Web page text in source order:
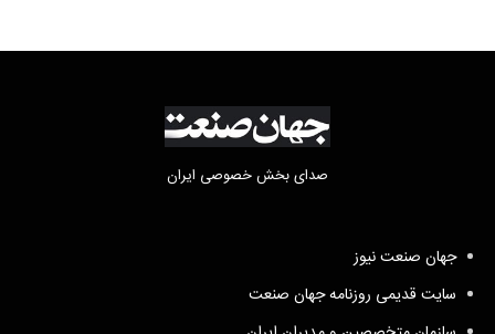
صدای بخش خصوصی ایران
جهان صنعت نیوز
سایت قدیمی روزنامه جهان صنعت